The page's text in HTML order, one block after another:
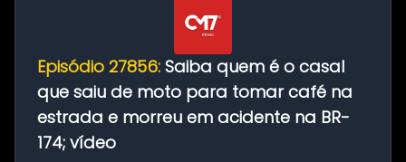
Episódio 27856: Saiba quem é o casal
que saiu de moto para tomar café na
estrada e morreu em acidente na BR-
174; vídeo